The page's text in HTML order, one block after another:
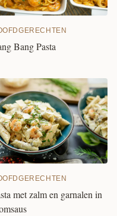
Bang Pasta
met zalm en garnalen in